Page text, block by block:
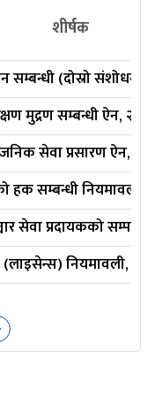
शीर्षक
सम्बन्धी (दोस्रो संशोधन)
मुद्रण सम्बन्धी ऐन,
सेवा प्रसारण ऐन,
हक सम्बन्धी नियमावली,
सेवा प्रदायकको
(लाइसेन्स) नियमावली,